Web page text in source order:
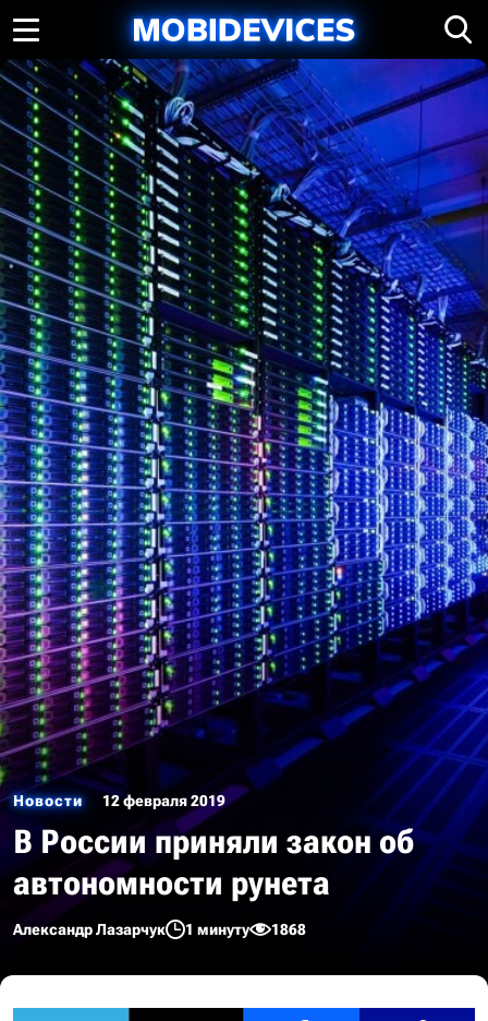
Новости 12 февраля 2019
В России приняли закон об
автономности рунета
Александр Лазарчук 1 минуту 1868